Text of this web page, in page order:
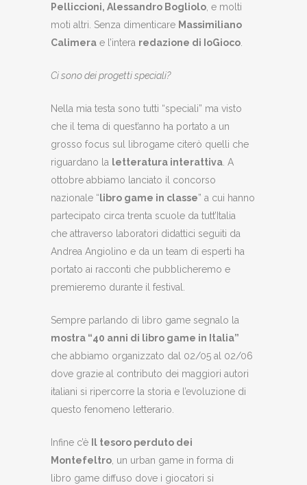
Pelliccioni, Alessandro Bogliolo, e molti
moti altri. Senza dimenticare Massimiliano
Calimera e l’intera redazione di IoGioco.
Ci sono dei progetti speciali?
Nella mia testa sono tutti “speciali” ma visto
che il tema di quest’anno ha portato a un
grosso focus sul librogame citerò quelli che
riguardano la letteratura interattiva. A
ottobre abbiamo lanciato il concorso
nazionale “libro game in classe” a cui hanno
partecipato circa trenta scuole da tutt’Italia
che attraverso laboratori didattici seguiti da
Andrea Angiolino e da un team di esperti ha
portato ai racconti che pubblicheremo e
premieremo durante il festival.
Sempre parlando di libro game segnalo la
mostra “40 anni di libro game in Italia”
che abbiamo organizzato dal 02/05 al 02/06
dove grazie al contributo dei maggiori autori
italiani si ripercorre la storia e l’evoluzione di
questo fenomeno letterario.
Infine c’è Il tesoro perduto dei
Montefeltro, un urban game in forma di
libro game diffuso dove i giocatori si